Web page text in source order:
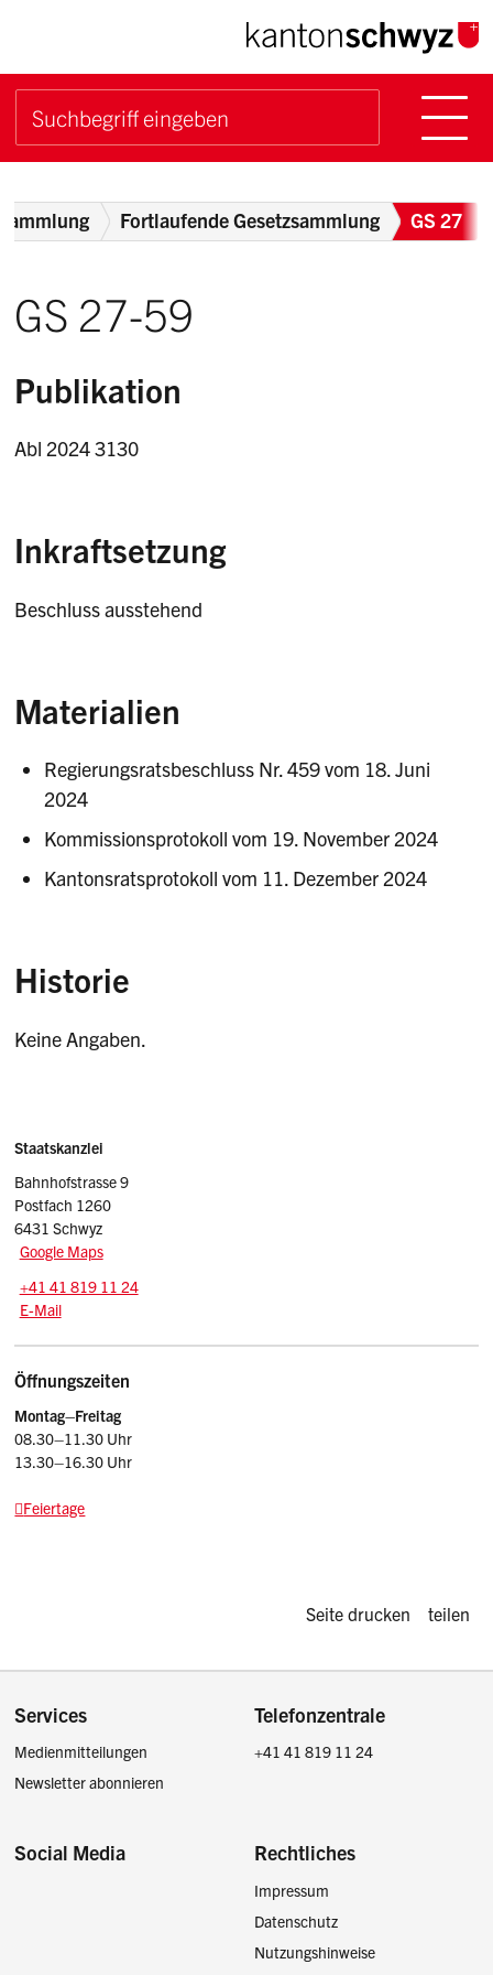
Navigieren im Kanton
Schnellnavigation
Suchbegriff
Breadcrumb
Fortlaufende Gesetzsammlung GS 27
GS 27-59
Publikation
Abl 2024 3130
Inkraftsetzung
Beschluss ausstehend
Materialien
Regierungsratsbeschluss Nr. 459 vom 18. Juni
2024
Kommissionsprotokoll vom 19. November 2024
Kantonsratsprotokoll vom 11. Dezember 2024
Historie
Keine Angaben.
Sidebar
Adresse
Staatskanzlei
Bahnhofstrasse 9
Postfach 1260
6431 Schwyz
Google Maps
Tel.:
+41 41 819 11 24
E-Mail: srsz
E-Mail
Öffnungszeiten
Montag–Freitag
08.30–11.30 Uhr
13.30–16.30 Uhr
Feiertage
Diese Seite
Seite drucken teilen
Footer
Services
Medienmitteilungen
Newsletter abonnieren
Telefonzentrale
+41 41 819 11 24
Social Media Rechtliches
Impressum
Datenschutz
Nutzungshinweise